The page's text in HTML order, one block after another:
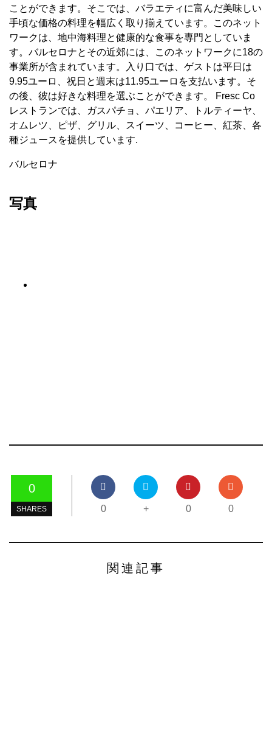
ことができます。そこでは、バラエティに富んだ美味しい
手頃な価格の料理を幅広く取り揃えています。このネット
ワークは、地中海料理と健康的な食事を専門としていま
す。バルセロナとその近郊には、このネットワークに18の
事業所が含まれています。入り口では、ゲストは平日は
9.95ユーロ、祝日と週末は11.95ユーロを支払います。そ
の後、彼は好きな料理を選ぶことができます。 Fresc Co
レストランでは、ガスパチョ、パエリア、トルティーヤ、
オムレツ、ピザ、グリル、スイーツ、コーヒー、紅茶、各
種ジュースを提供しています.
バルセロナ
写真
0
SHARES 0 + 0 0
関連記事